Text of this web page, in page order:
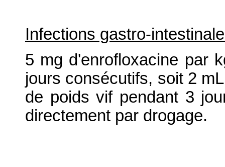
Infections gastro-
5 mg d'enrofloxacine par
jours consécutifs, soit 2
de poids vif pendant 3
directement par drogage.